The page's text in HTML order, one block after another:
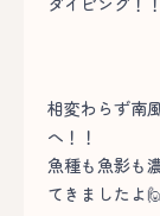
相変わらず南
へ！！
魚種も魚影も
てきましたよ🙋